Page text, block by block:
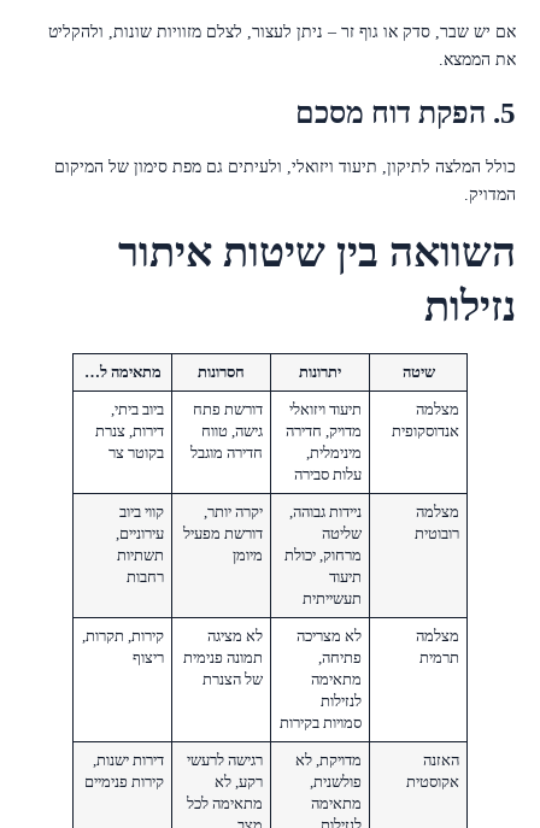
אם יש שבר, סדק או גוף זר – ניתן לעצור, לצלם מזוויות שונות, ולהקליט
את הממצא.
5. הפקת דוח מסכם
כולל המלצה לתיקון, תיעוד ויזואלי, ולעיתים גם מפת סימון של המיקום
המדויק.
השוואה בין שיטות איתור
נזילות
שיטה יתרונות חסרונות מתאימה ל…
מצלמה
אנדוסקופית
תיעוד ויזואלי
מדויק, חדירה
מינימלית,
עלות סבירה
דורשת פתח
גישה, טווח
חדירה מוגבל
ביוב ביתי,
דירות, צנרת
בקוטר צר
מצלמה
רובוטית
ניידות גבוהה,
שליטה
מרחוק, יכולת
תיעוד
תעשייתית
יקרה יותר,
דורשת מפעיל
מיומן
קווי ביוב
עירוניים,
תשתיות
רחבות
מצלמה
תרמית
לא מצריכה
פתיחה,
מתאימה
לנזילות
סמויות בקירות
לא מציגה
תמונה פנימית
של הצנרת
קירות, תקרות,
ריצוף
האזנה
אקוסטית
מדויקת, לא
פולשנית,
מתאימה
רגישה לרעשי
רקע, לא
מתאימה לכל
דירות ישנות,
קירות פנימיים